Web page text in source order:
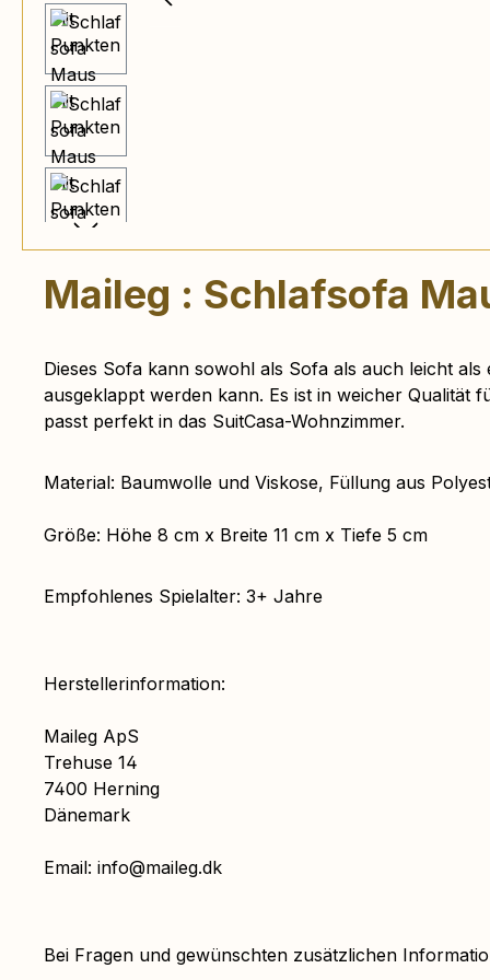
Maileg : Schlafsofa
Dieses Sofa kann sowohl als Sofa als auch leicht
ausgeklappt werden kann. Es ist in weicher Qualität
passt perfekt in das SuitCasa-Wohnzimmer.
Material: Baumwolle und Viskose, Füllung aus
Größe: Höhe 8 cm x Breite 11 cm x Tiefe 5 cm
Empfohlenes Spielalter: 3+ Jahre
Herstellerinformation:
Maileg ApS
Trehuse 14
7400 Herning
Dänemark
Email: info@maileg.dk
Bei Fragen und gewünschten zusätzlichen